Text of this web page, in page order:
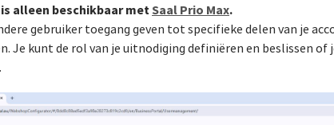
alleen beschikbaar metSaal Prio Max.
gebruiker toegang geven tot specifieke delen van je
Je kunt de rol van je uitnodiging definiëren en beslissen